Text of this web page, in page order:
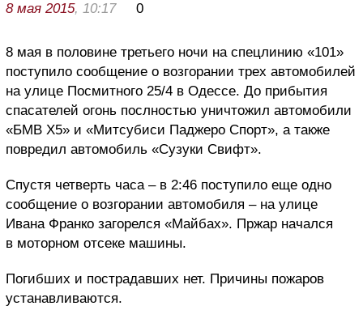
8 мая 2015, 10:17 0
8 мая в половине третьего ночи на спецлинию «101»
поступило сообщение о возгорании трех автомобилей
на улице Посмитного 25/4 в Одессе. До прибытия
спасателей огонь послностью уничтожил автомобили
«БМВ Х5» и «Митсубиси Паджеро Спорт», а также
повредил автомобиль «Сузуки Свифт».
Спустя четверть часа – в 2:46 поступило еще одно
сообщение о возгорании автомобиля – на улице
Ивана Франко загорелся «Майбах». Пржар начался
в моторном отсеке машины.
Погибших и пострадавших нет. Причины пожаров
устанавливаются.